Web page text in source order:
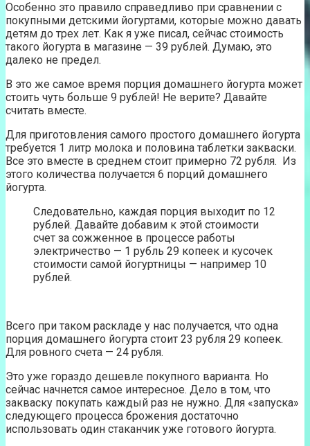
Особенно это правило справедливо при сравнении с
покупными детскими йогуртами, которые можно давать
детям до трех лет. Как я уже писал, сейчас стоимость
такого йогурта в магазине — 39 рублей. Думаю, это
далеко не предел.
В это же самое время порция домашнего йогурта может
стоить чуть больше 9 рублей! Не верите? Давайте
считать вместе.
Для приготовления самого простого домашнего йогурта
требуется 1 литр молока и половина таблетки закваски.
Все это вместе в среднем стоит примерно 72 рубля. Из
этого количества получается 6 порций домашнего
йогурта.
Следовательно, каждая порция выходит по 12
рублей. Давайте добавим к этой стоимости
счет за сожженное в процессе работы
электричество — 1 рубль 29 копеек и кусочек
стоимости самой йогуртницы — например 10
рублей.
Всего при таком раскладе у нас получается, что одна
порция домашнего йогурта стоит 23 рубля 29 копеек.
Для ровного счета — 24 рубля.
Это уже гораздо дешевле покупного варианта. Но
сейчас начнется самое интересное. Дело в том, что
закваску покупать каждый раз не нужно. Для «запуска»
следующего процесса брожения достаточно
использовать один стаканчик уже готового йогурта.